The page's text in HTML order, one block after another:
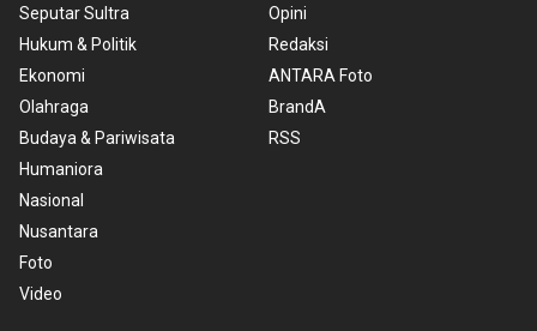
Seputar Sultra
Hukum & Politik
Ekonomi
Olahraga
Budaya & Pariwisata
Humaniora
Nasional
Nusantara
Foto
Video
Opini
Redaksi
ANTARA Foto
BrandA
RSS